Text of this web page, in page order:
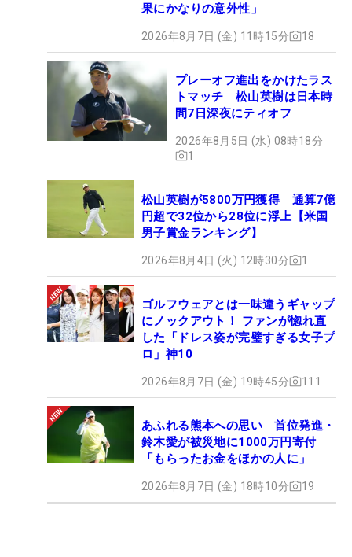
果にかなりの意外性」
2026年8月7日 (金) 11時15分 18
プレーオフ進出をかけたラス
トマッチ 松山英樹は日本時
間7日深夜にティオフ
2026年8月5日 (水) 08時18分
1
松山英樹が5800万円獲得 通算7億
円超で32位から28位に浮上【米国
男子賞金ランキング】
2026年8月4日 (火) 12時30分 1
ゴルフウェアとは一味違うギャップ
にノックアウト！ ファンが惚れ直
した「ドレス姿が完璧すぎる女子プ
ロ」神10
2026年8月7日 (金) 19時45分 111
あふれる熊本への思い 首位発進・
鈴木愛が被災地に1000万円寄付
「もらったお金をほかの人に」
2026年8月7日 (金) 18時10分 19